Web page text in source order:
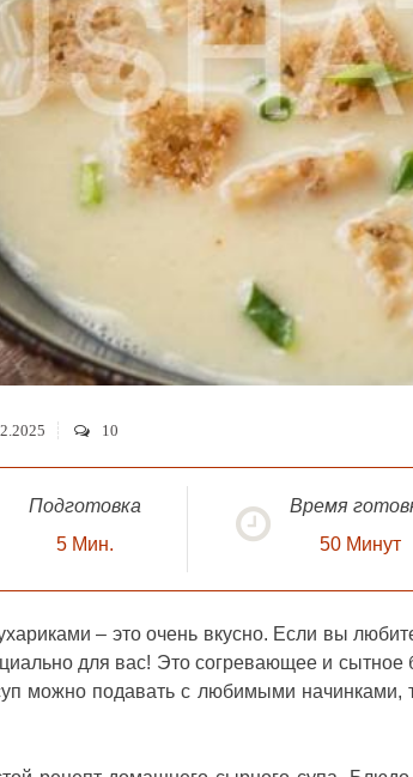
10
Подготовка
5 Мин.
Время
50 Минут
– это очень вкусно. Если вы
для вас! Это согревающее и
можно подавать с любимыми начинками,